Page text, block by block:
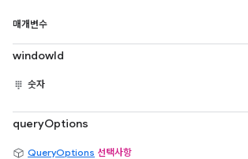
매개변수
windowId
숫자
queryOptions
QueryOptions 선택사항